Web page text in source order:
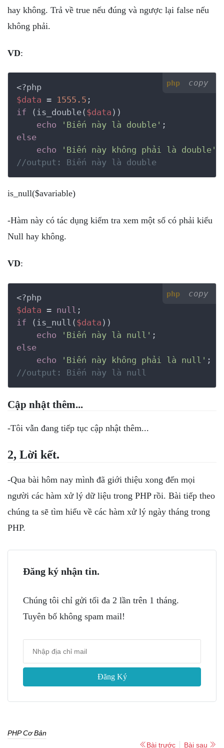
hay không. Trả về true nếu đúng và ngược lại false nếu
không phải.
VD:
php copy
<?php
$data = 1555.5
if (is_double( $data ))
echo
'Biến này là double'
else
echo
'Biến này không phải là double'
//output: Biến này là double
is_null($avariable)
-Hàm này có tác dụng kiểm tra xem một số có phải kiểu
Null hay không.
VD:
php copy
<?php
$data = null
if (is_null( $data ))
echo
'Biến này là null'
else
echo
'Biến này không phải là null'
//output: Biến này là null
Cập nhật thêm...
-Tôi vẫn đang tiếp tục cập nhật thêm...
2, Lời kết.
-Qua bài hôm nay mình đã giới thiệu xong đến mọi
người các hàm xử lý dữ liệu trong PHP rồi. Bài tiếp theo
chúng ta sẽ tìm hiểu về các hàm xử lý ngày tháng trong
PHP.
Đăng ký nhận tin.
Chúng tôi chỉ gửi tối đa 2 lần trên 1 tháng.
Tuyên bố không spam mail!
Đăng Ký
PHP Cơ Bản
Bài trước
Bài sau